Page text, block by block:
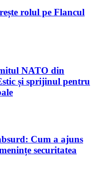
rolul pe Flancul
NATO din
și sprijinul pentru
Cum a ajuns
securitatea